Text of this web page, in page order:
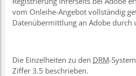
vom Onleihe-Angebot vollständig
Datenübermittlung an Adobe durch
Die Einzelheiten zu den DRM-
Ziffer 3.5 beschrieben.